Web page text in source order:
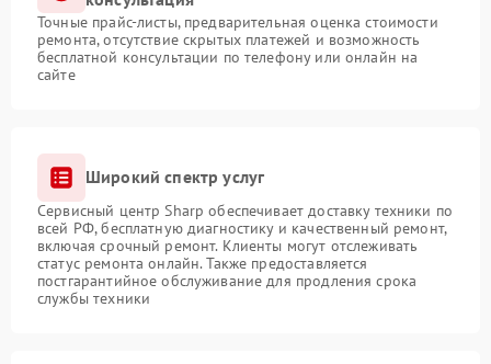
Точные прайс-листы, предварительная оценка стоимости
ремонта, отсутствие скрытых платежей и возможность
бесплатной консультации по телефону или онлайн на
сайте
Широкий спектр услуг
Сервисный центр Sharp обеспечивает доставку техники по
всей РФ, бесплатную диагностику и качественный ремонт,
включая срочный ремонт. Клиенты могут отслеживать
статус ремонта онлайн. Также предоставляется
постгарантийное обслуживание для продления срока
службы техники